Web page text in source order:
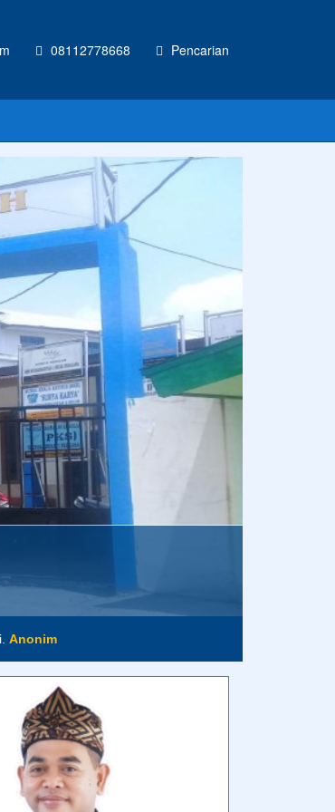
08112778668 Pencarian
Anonim
SHOLEH, S.PD.I., M.PD.
- Kepala Sekolah -
warahmatullahi